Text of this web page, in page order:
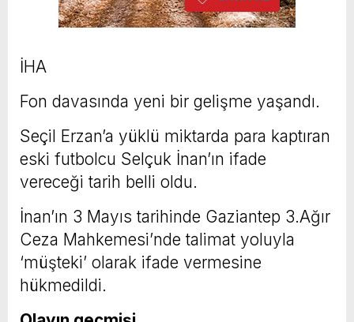
İHA
Fon davasında yeni bir gelişme yaşandı.
Seçil Erzan’a yüklü miktarda para kaptıran
eski futbolcu Selçuk İnan’ın ifade
vereceği tarih belli oldu.
İnan’ın 3 Mayıs tarihinde Gaziantep 3.Ağır
Ceza Mahkemesi’nde talimat yoluyla
‘müşteki’ olarak ifade vermesine
hükmedildi.